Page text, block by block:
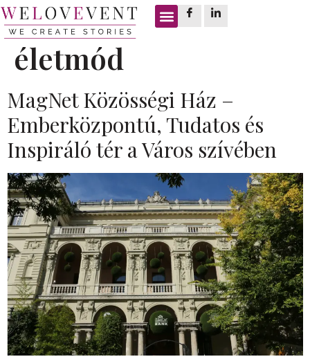
Címke:tudatos
életmód
MagNet Közösségi Ház –
Emberközpontú, Tudatos és
Inspiráló tér a Város szívében